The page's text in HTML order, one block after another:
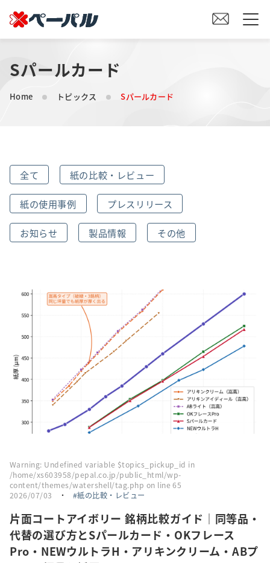
HOME
初めての方へ
オリジナル素材製造をご検討の方へ
会社案内
トピックス
お問い合わせ・エントリー
SNSアカウント
Sパールカード
Home トピックス Sパールカード
全て 紙の比較・レビュー
紙の使用事例 プレスリリース
お知らせ 製品情報 その他
Warning: Undefined variable $topics_pickup_id in
/home/xs603958/pepal.co.jp/public_html/wp-
content/themes/watershell/tag.php on line65
2026/07/03
・ 紙の比較・レビュー
片面コートアイボリー 銘柄比較ガイド｜同等品・
代替の選び方とSパールカード・OKフレース
Pro・NEWウルトラH・アリキンクリーム・ABプ